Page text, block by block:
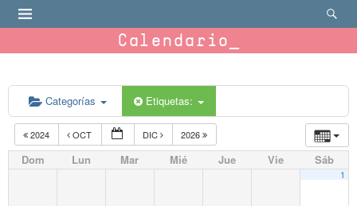
Calendario
Categorías Etiquetas:
2024 OCT DIC 2026
Dom Lun Mar Mié Jue Vie Sáb
1